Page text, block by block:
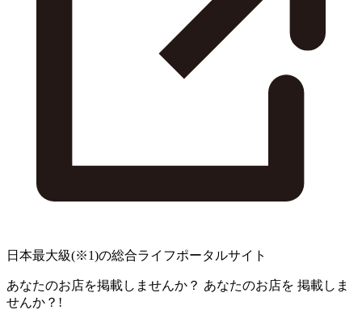
日本最大級(※1)の総合ライフポータルサイト
あなたのお店を掲載しませんか？ あなたのお店を 掲載しま
せんか？!